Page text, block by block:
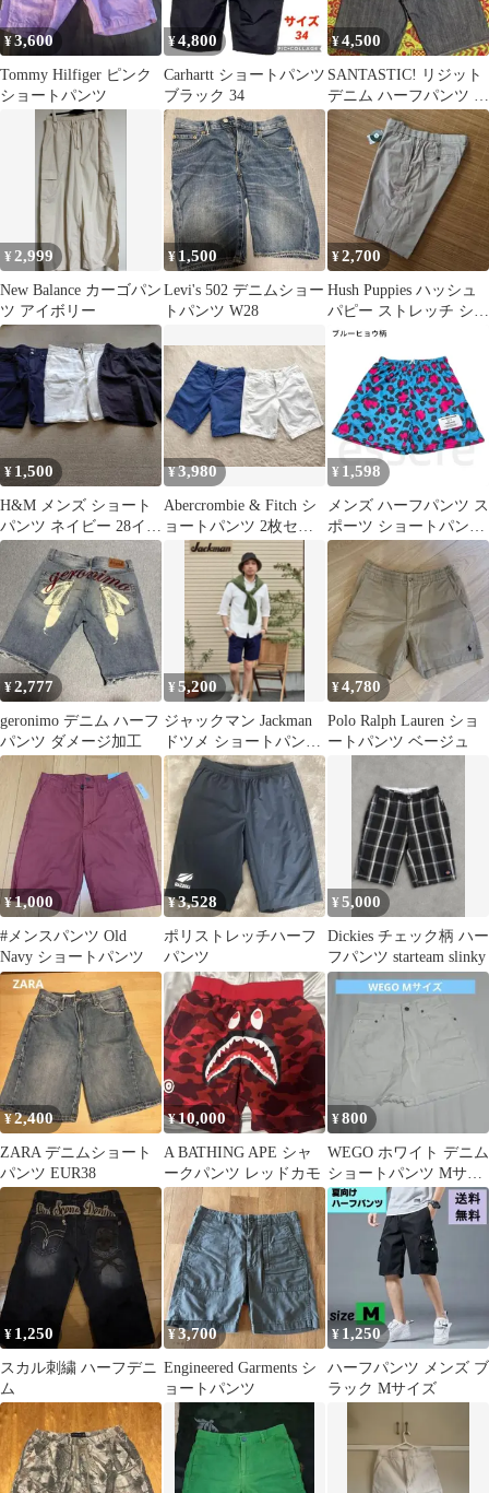
¥3,600
Tommy Hilfiger ピンク
ショートパンツ
¥4,800
Carhartt ショートパンツ
ブラック 34
¥4,500
SANTASTIC! リジット
デニム ハーフパンツ バ
ギー Lサイズ
¥ 2,999
New Balance カーゴパン
ツ アイボリー
¥1,500
Levi's 502 デニムショー
トパンツ W28
¥2,700
Hush Puppies ハッシュ
パピー ストレッチ ショ
ートパンツ ベージュ
¥ 1,500
H&M メンズ ショート
パンツ ネイビー 28イン
チ他3点セット
¥3,980
Abercrombie & Fitch シ
ョートパンツ 2枚セッ
ト 30インチ
¥ 1,598
メンズ ハーフパンツ ス
ポーツ ショートパンツ
速乾 通気性 ランニング
バスケ トレーニング ゆ
ったり カジュアル 夏
S-4L 大きいサイズ ブル
ーヒョウ柄
¥2,777
geronimo デニム ハーフ
パンツ ダメージ加工
¥5,200
ジャックマン Jackman
ドツメ ショートパンツ
ネイビー ハーフパンツ
S
¥4,780
Polo Ralph Lauren ショ
ートパンツ ベージュ
¥1,000
#メンスパンツ Old
Navy ショートパンツ
¥3,528
ポリストレッチハーフ
パンツ
¥5,000
Dickies チェック柄 ハー
フパンツ starteam slinky
¥2,400
ZARA デニムショート
パンツ EUR38
¥10,000
A BATHING APE シャ
ークパンツ レッドカモ
¥800
WEGO ホワイト デニム
ショートパンツ Mサイ
ズ
¥ 1,250
スカル刺繍 ハーフデニ
ム
¥3,700
Engineered Garments シ
ョートパンツ
¥ 1,250
ハーフパンツ メンズ ブ
ラック Mサイズ